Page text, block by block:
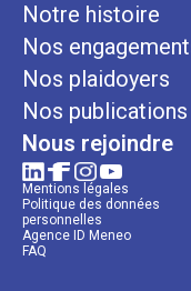
Notre histoire
Nos
Nos plaidoyers
Nos publications
Nous rejoindre
Mentions légales
Politique des données
personnelles
Agence ID Meneo
FAQ